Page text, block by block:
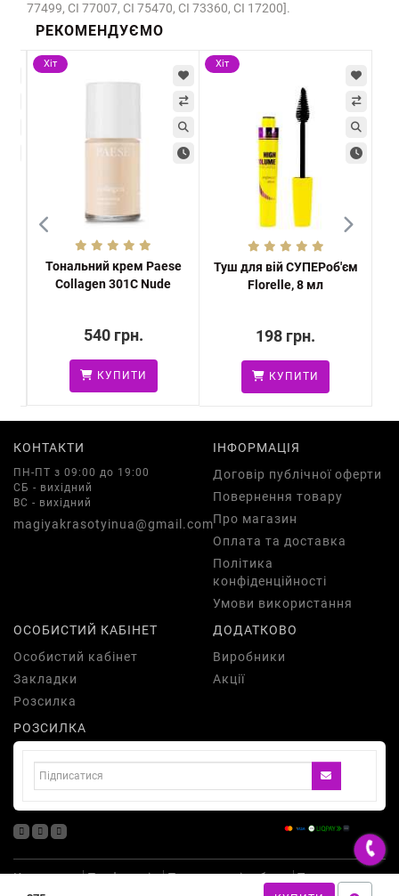
77499, CI 77007, CI 75470, CI 73360, CI 17200].
РЕКОМЕНДУЄМО
Хіт
Тональний крем Paese
Collagen 301C Nude
540 грн.
КУПИТИ
Хіт
Туш для вій СУПЕРоб'єм
Florelle, 8 мл
198 грн.
КУПИТИ
КОНТАКТИ
ПН-ПТ з 09:00 до 19:00
СБ - вихідний
ВС - вихідний
magiyakrasotyinua@gmail.com
ІНФОРМАЦІЯ
Договір публічної оферти
Повернення товару
Про магазин
Оплата та доставка
Політика
конфіденційності
Умови використання
ОСОБИСТИЙ КАБІНЕТ
Особистий кабінет
Закладки
Розсилка
ДОДАТКОВО
Виробники
Акції
РОЗСИЛКА
Косметика Парфумерія Подарункові набори
Товари для